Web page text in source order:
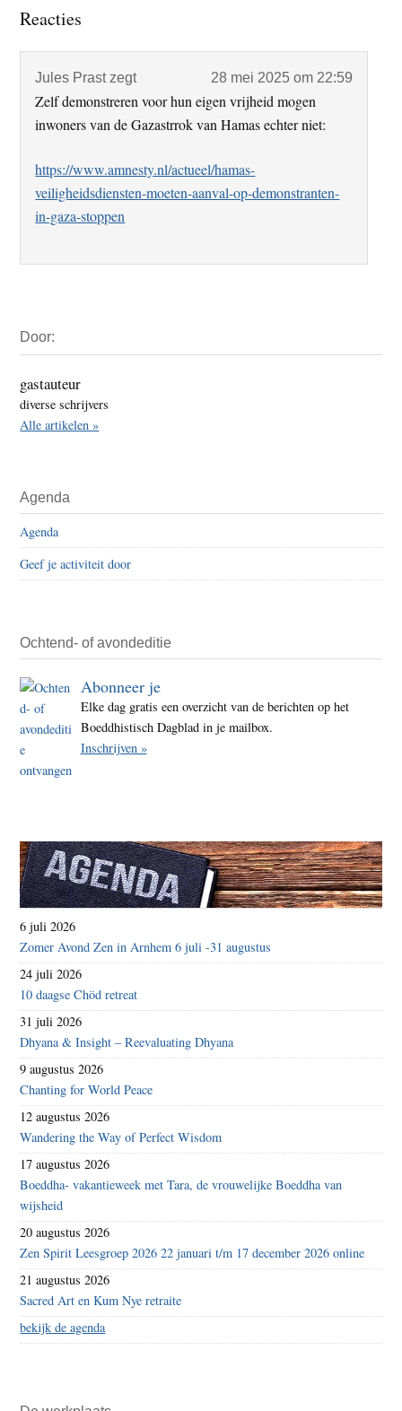
Lees
Reacties
Jules Prast zegt 28 mei 2025 om 22:59
Zelf demonstreren voor hun eigen vrijheid mogen
inwoners van de Gazastrrok van Hamas echter niet:
https://www.amnesty.nl/actueel/hamas-
veiligheidsdiensten-moeten-aanval-op-demonstranten-
in-gaza-stoppen
Sidebar
Door:
gastauteur
diverse schrijvers
Alle artikelen »
Agenda
Agenda
Geef je activiteit door
Ochtend- of avondeditie
Abonneer je
Elke dag gratis een overzicht van de berichten op het
Boeddhistisch Dagblad in je mailbox.
Inschrijven »
6 juli 2026
Zomer Avond Zen in Arnhem 6 juli -31 augustus
24 juli 2026
10 daagse Chöd retreat
31 juli 2026
Dhyana & Insight – Reevaluating Dhyana
9 augustus 2026
Chanting for World Peace
12 augustus 2026
Wandering the Way of Perfect Wisdom
17 augustus 2026
Boeddha- vakantieweek met Tara, de vrouwelijke Boeddha van
wijsheid
20 augustus 2026
Zen Spirit Leesgroep 2026 22 januari t/m 17 december 2026 online
21 augustus 2026
Sacred Art en Kum Nye retraite
bekijk de agenda